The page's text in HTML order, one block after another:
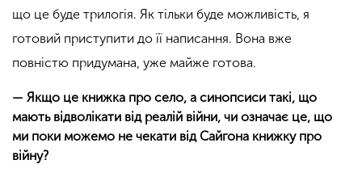
що це буде трилогія. Як тільки буде можливість, я
готовий приступити до її написання. Вона вже
повністю придумана, уже майже готова.
— Якщо це книжка про село, а синопсиси такі, що
мають відволікати від реалій війни, чи означає це, що
ми поки можемо не чекати від Сайгона книжку про
війну?